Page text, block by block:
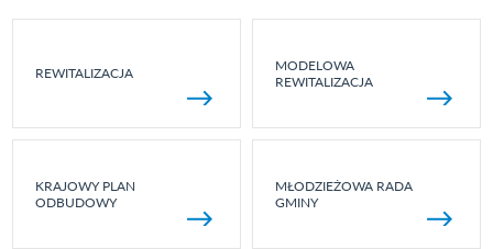
REWITALIZACJA
MODELOWA
REWITALIZACJA
KRAJOWY PLAN
ODBUDOWY
MŁODZIEŻOWA RADA
GMINY